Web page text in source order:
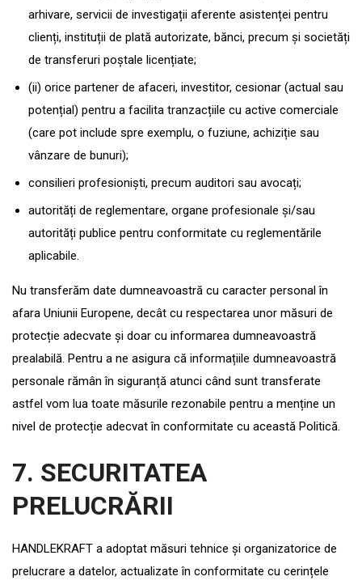
arhivare, servicii de investigații aferente asistenței pentru
clienți, instituții de plată autorizate, bănci, precum și societăți
de transferuri poștale licențiate;
(ii) orice partener de afaceri, investitor, cesionar (actual sau
potențial) pentru a facilita tranzacțiile cu active comerciale
(care pot include spre exemplu, o fuziune, achiziție sau
vânzare de bunuri);
consilieri profesioniști, precum auditori sau avocați;
autorități de reglementare, organe profesionale și/sau
autorități publice pentru conformitate cu reglementările
aplicabile.
Nu transferăm date dumneavoastră cu caracter personal în
afara Uniunii Europene, decât cu respectarea unor măsuri de
protecție adecvate și doar cu informarea dumneavoastră
prealabilă. Pentru a ne asigura că informațiile dumneavoastră
personale rămân în siguranță atunci când sunt transferate
astfel vom lua toate măsurile rezonabile pentru a menține un
nivel de protecție adecvat în conformitate cu această Politică.
7. SECURITATEA
PRELUCRĂRII
HANDLEKRAFT a adoptat măsuri tehnice și organizatorice de
prelucrare a datelor, actualizate în conformitate cu cerințele